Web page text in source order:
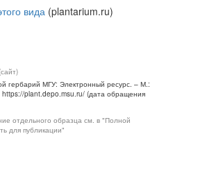
вида (plantarium.ru)
гербарий МГУ: Электронный ресурс. – М.:
plant.depo.msu.ru/ (дата обращения
отдельного образца см. в "Полной
для публикации"